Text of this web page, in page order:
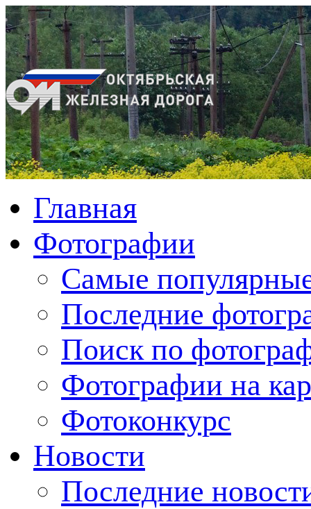
Главная
Фотографии
Cамые
Последние
Поиск по
Фотографии на
Фотоконкурс
Новости
Последние